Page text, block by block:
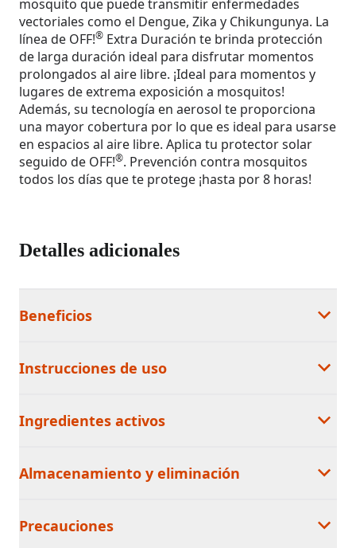
mosquito que puede transmitir enfermedades
vectoriales como el Dengue, Zika y Chikungunya. La
línea de OFF!® Extra Duración te brinda protección
de larga duración ideal para disfrutar momentos
prolongados al aire libre. ¡Ideal para momentos y
lugares de extrema exposición a mosquitos!
Además, su tecnología en aerosol te proporciona
una mayor cobertura por lo que es ideal para usarse
en espacios al aire libre. Aplica tu protector solar
seguido de OFF!®. Prevención contra mosquitos
todos los días que te protege ¡hasta por 8 horas!
Detalles adicionales
Beneficios
Instrucciones de uso
Ingredientes activos
Almacenamiento y eliminación
Precauciones